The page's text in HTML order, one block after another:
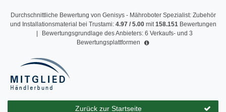
Durchschnittliche Bewertung von Genisys - Mähroboter Spezialist: Zubehör
und Installationsmaterial bei Trustami: 4.97/ 5.00mit158.151 Bewertungen
Bewertungsgrundlage des Anbieters: 6 Verkaufs- und 3
Bewertungsplattformen
Zurück zur Startseite